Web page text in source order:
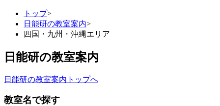
トップ>
日能研の教室案内>
四国・九州・沖縄エリア
日能研の教室案内
日能研の教室案内トップへ
教室名で探す